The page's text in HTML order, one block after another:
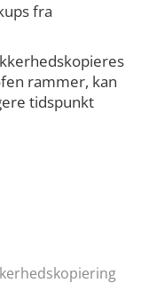
fra
rammer, kan
tidspunkt